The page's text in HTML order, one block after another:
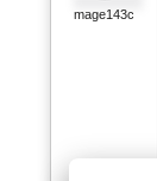
mage143c